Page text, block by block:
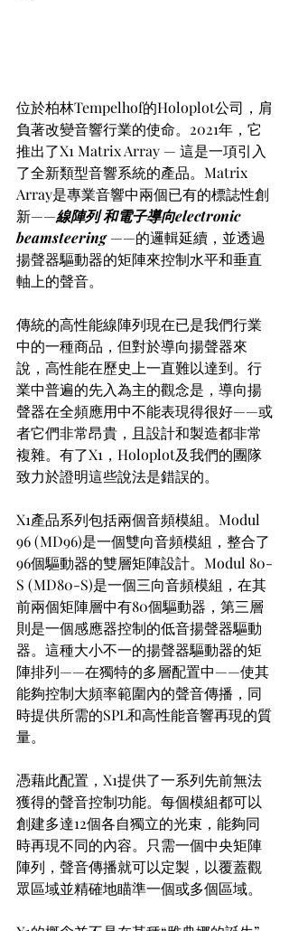
位於柏林Tempelhof的Holoplot公司，肩
負著改變音響行業的使命。2021年，它
推出了X1 Matrix Array — 這是一項引入
了全新類型音響系統的產品。Matrix
Array是專業音響中兩個已有的標誌性創
新——線陣列 和電子導向electronic
beamsteering ——的邏輯延續，並透過
揚聲器驅動器的矩陣來控制水平和垂直
軸上的聲音。
傳統的高性能線陣列現在已是我們行業
中的一種商品，但對於導向揚聲器來
說，高性能在歷史上一直難以達到。行
業中普遍的先入為主的觀念是，導向揚
聲器在全頻應用中不能表現得很好——或
者它們非常昂貴，且設計和製造都非常
複雜。有了X1，Holoplot及我們的團隊
致力於證明這些說法是錯誤的。
X1產品系列包括兩個音頻模組。Modul
96 (MD96)是一個雙向音頻模組，整合了
96個驅動器的雙層矩陣設計。Modul 80-
S (MD80-S)是一個三向音頻模組，在其
前兩個矩陣層中有80個驅動器，第三層
則是一個感應器控制的低音揚聲器驅動
器。這種大小不一的揚聲器驅動器的矩
陣排列——在獨特的多層配置中——使其
能夠控制大頻率範圍內的聲音傳播，同
時提供所需的SPL和高性能音響再現的質
量。
憑藉此配置，X1提供了一系列先前無法
獲得的聲音控制功能。每個模組都可以
創建多達12個各自獨立的光束，能夠同
時再現不同的內容。只需一個中央矩陣
陣列，聲音傳播就可以定製，以覆蓋觀
眾區域並精確地瞄準一個或多個區域。